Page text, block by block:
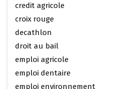
credit agricole
croix rouge
decathlon
droit au bail
emploi agricole
emploi dentaire
emploi environnement